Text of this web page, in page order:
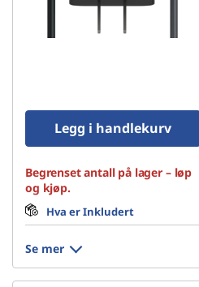
Legg i handlekurv
Begrenset antall på lager – løp
og kjøp.
Hva er Inkludert
Se mer